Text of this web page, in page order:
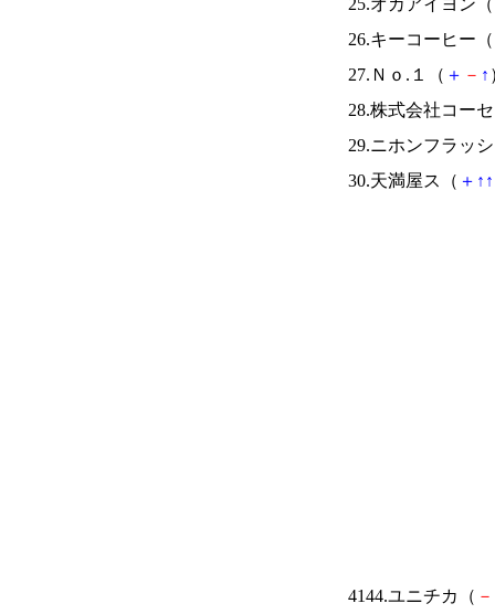
25.オカアイヨン（
26.キーコーヒー（
27.Ｎｏ.１（ ＋ － ↑
28.株式会社コー
29.ニホンフラッ
30.天満屋ス（ ＋ ↑ ↑
4144.ユニチカ（ －